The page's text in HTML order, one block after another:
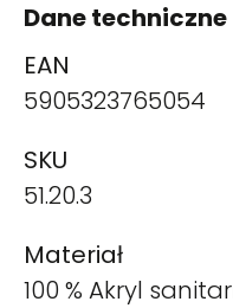
Dane techniczne
EAN
5905323765054
SKU
51.20.3
Materiał
100 % Akryl